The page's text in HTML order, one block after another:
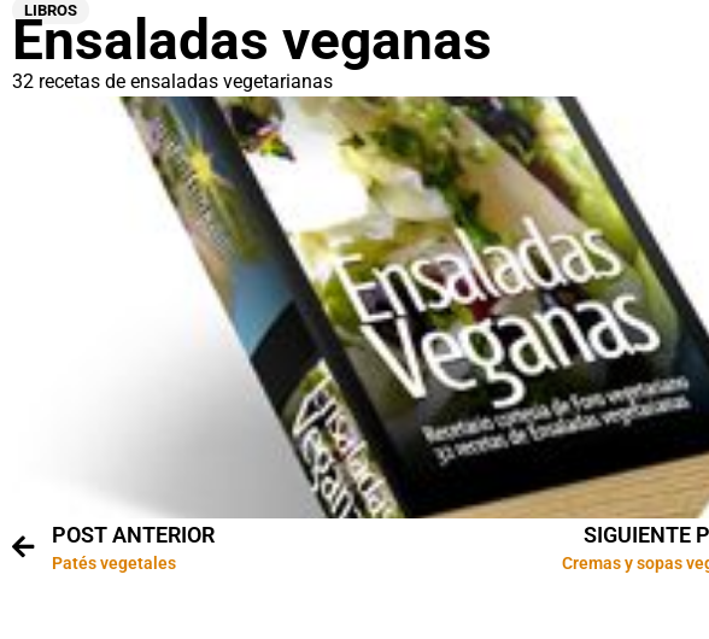
LIBROS
Ensaladas veganas
32 recetas de ensaladas vegetarianas
POST ANTERIOR
Patés vegetales
SIGUIENTE
Cremas y sopas